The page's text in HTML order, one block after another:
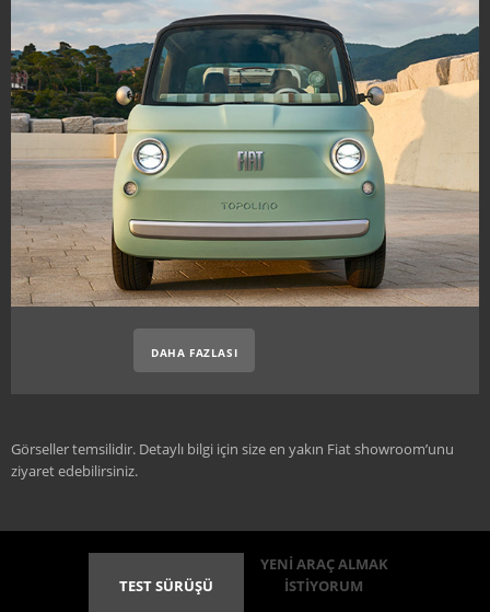
DAHA FAZLASI
Görseller temsilidir. Detaylı bilgi için size en yakın Fiat showroom’unu
ziyaret edebilirsiniz.
TEST SÜRÜŞÜ
YENİ ARAÇ ALMAK
İSTİYORUM